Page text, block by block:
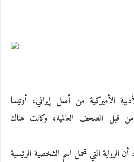
الأميركية من أصل إيراني، أوتيسا
قبل الصحف العالمية، وكانت هناك
الرواية التي تحمل اسم الشخصية الرئيسية